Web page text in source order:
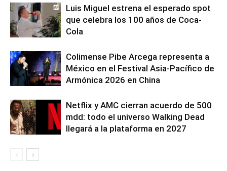
Luis Miguel estrena el esperado spot
que celebra los 100 años de Coca-
Cola
Colimense Pibe Arcega representa a
México en el Festival Asia-Pacífico de
Armónica 2026 en China
Netflix y AMC cierran acuerdo de 500
mdd: todo el universo Walking Dead
llegará a la plataforma en 2027